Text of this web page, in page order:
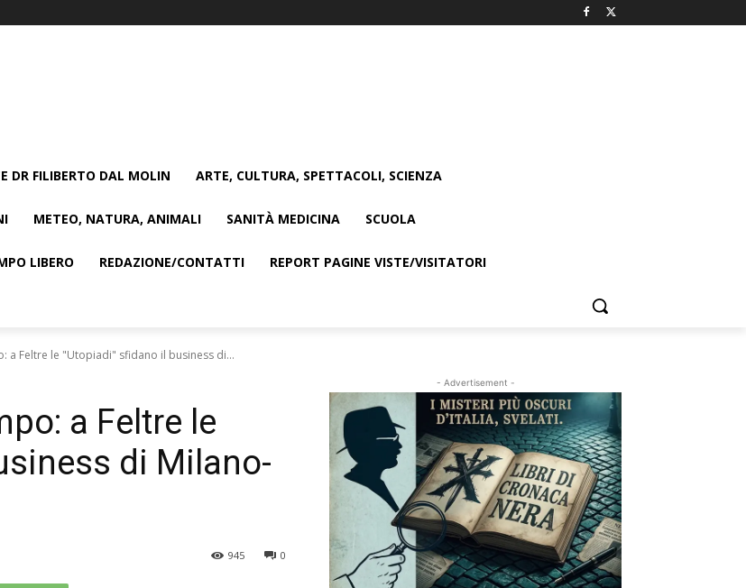
DR FILIBERTO DAL MOLIN ARTE, CULTURA, SPETTACOLI, SCIENZA
METEO, NATURA, ANIMALI SANITÀ MEDICINA SCUOLA
LIBERO REDAZIONE/CONTATTI REPORT PAGINE VISTE/VISITATORI
a Feltre le "Utopiadi" sfidano il business di...
a Feltre le
di Milano-
0
945
- Advertisement -